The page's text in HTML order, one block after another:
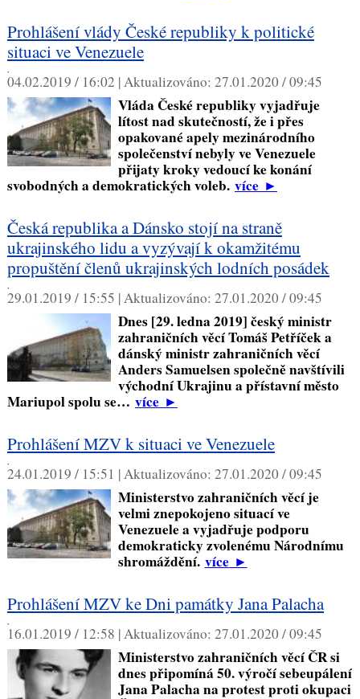
Prohlášení vlády České republiky k politické
situaci ve Venezuele
,
04.02.2019 / 16:02 |Aktualizováno: 27.01.2020 / 09:45
Vláda České republiky vyjadřuje
lítost nad skutečností, že i přes
opakované apely mezinárodního
společenství nebyly ve Venezuele
přijaty kroky vedoucí ke konání
svobodných a demokratických voleb. více►
Česká republika a Dánsko stojí na straně
ukrajinského lidu a vyzývají k okamžitému
propuštění členů ukrajinských lodních posádek
,
29.01.2019 / 15:55 |Aktualizováno: 27.01.2020 / 09:45
Dnes [29. ledna 2019] český ministr
zahraničních věcí Tomáš Petříček a
dánský ministr zahraničních věcí
Anders Samuelsen společně navštívili
východní Ukrajinu a přístavní město
Mariupol spolu se… více►
Prohlášení MZV k situaci ve Venezuele
,
24.01.2019 / 15:51 |Aktualizováno: 27.01.2020 / 09:45
Ministerstvo zahraničních věcí je
velmi znepokojeno situací ve
Venezuele a vyjadřuje podporu
demokraticky zvolenému Národnímu
shromáždění. více►
Prohlášení MZV ke Dni památky Jana Palacha
,
16.01.2019 / 12:58 |Aktualizováno: 27.01.2020 / 09:45
Ministerstvo zahraničních věcí ČR si
dnes připomíná 50. výročí sebeupálení
Jana Palacha na protest proti okupaci